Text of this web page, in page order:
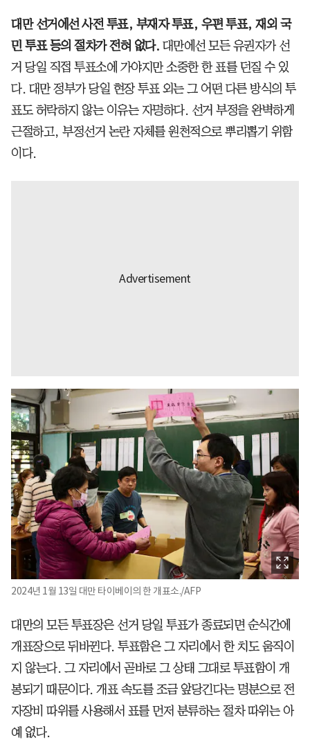
대만 선거에선 사전 투표, 부재자 투표, 우편 투표, 재외 국
민 투표 등의 절차가 전혀 없다. 대만에선 모든 유권자가 선
거 당일 직접 투표소에 가야지만 소중한 한 표를 던질 수 있
다. 대만 정부가 당일 현장 투표 외는 그 어떤 다른 방식의 투
표도 허락하지 않는 이유는 자명하다. 선거 부정을 완벽하게
근절하고, 부정선거 논란 자체를 원천적으로 뿌리뽑기 위함
이다.
2024년 1월 13일 대만 타이베이의 한 개표소./AFP
대만의 모든 투표장은 선거 당일 투표가 종료되면 순식간에
개표장으로 뒤바뀐다. 투표함은 그 자리에서 한 치도 움직이
지 않는다. 그 자리에서 곧바로 그 상태 그대로 투표함이 개
봉되기 때문이다. 개표 속도를 조금 앞당긴다는 명분으로 전
자장비 따위를 사용해서 표를 먼저 분류하는 절차 따위는 아
예 없다.